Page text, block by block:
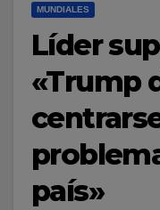
MUNDIALES
Líder
«Trump
país»